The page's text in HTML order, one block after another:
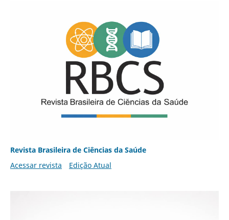
Revista Brasileira de Ciências da Saúde
Acessar revista
Edição Atual